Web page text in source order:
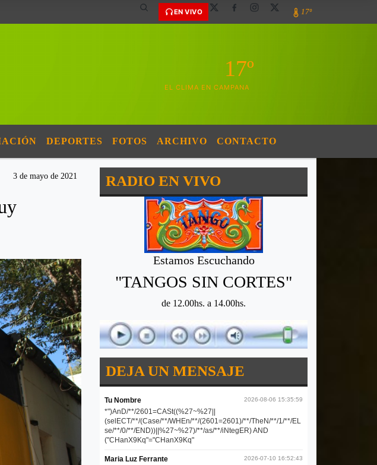
EN VIVO 17º
17º
EL CLIMA EN CAMPANA
DEPORTES FOTOS ARCHIVO CONTACTO
3 de mayo de 2021 RADIO EN VIVO
Estamos Escuchando
"TANGOS SIN CORTES"
de 12.00hs. a 14.00hs.
DEJA UN MENSAJE